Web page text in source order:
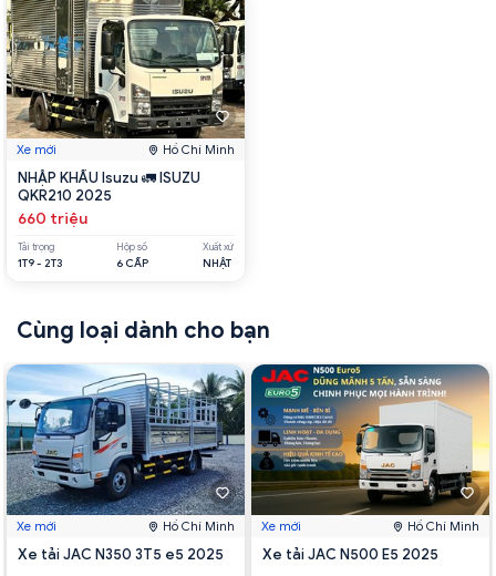
Xe mới Hồ Chí Minh
NHẬP KHẨU Isuzu 🚛 ISUZU
QKR210 2025
660 triệu
Tải trọng
1T9 - 2T3
Hộp số
6 CẤP
Xuất xứ
NHẬT
Cùng loại dành cho bạn
Xe mới Hồ Chí Minh
Xe tải JAC N350 3T5 e5 2025
Xe mới Hồ Chí Minh
Xe tải JAC N500 E5 2025